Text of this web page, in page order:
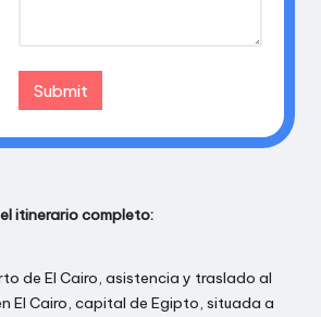
itinerario completo:
de El Cairo, asistencia y traslado al
El Cairo, capital de Egipto, situada a